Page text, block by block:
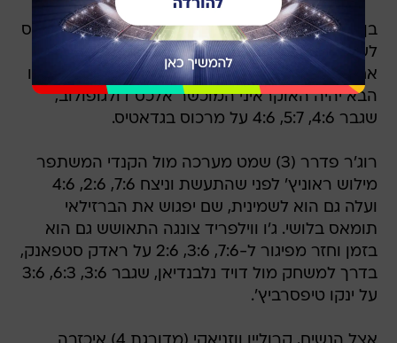
בן ארצו רפאל נדאל, המדורג שני, לא התקשה לטפס
לשמינית הגמר עם ניצחון קליל 1:6, 4:6 על ספרדי
אחר, מרסלו גרנולרס, בתוך פחות משעה וחצי, ויריבו
הבא יהיה האוקראיני המוכשר אלכס דולגופולוב,
שגבר 4:6, 5:7, 4:6 על מרכוס בגדאטיס.
רוג'ר פדרר (3) שמט מערכה מול הקנדי המשתפר
מילוש ראוניץ' לפני שהתעשת וניצח 7:6, 2:6, 4:6
ועלה גם הוא לשמינית, שם יפגוש את הברזילאי
תומאס בלושי. ג'ו ווילפריד צונגה התאושש גם הוא
בזמן וחזר מפיגור ל-7:6, 3:6, 2:6 על ראדק סטפאנק,
בדרך למשחק מול דויד נלבנדיאן, שגבר 3:6, 6:3, 3:6
על ינקו טיפסרביץ'.